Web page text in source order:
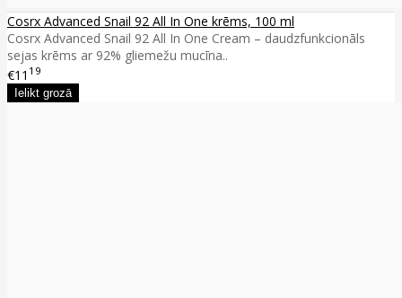
Cosrx Advanced Snail 92 All In One krēms, 100 ml
Cosrx Advanced Snail 92 All In One Cream – daudzfunkcionāls
sejas krēms ar 92% gliemežu mucīna..
€11 19